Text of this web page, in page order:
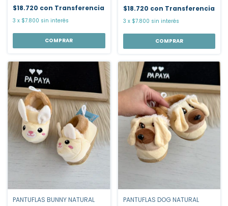
$18.720 con Transferencia
3 x $7.800 sin interés
COMPRAR
$18.720 con Transferencia
3 x $7.800 sin interés
COMPRAR
PANTUFLAS BUNNY NATURAL PANTUFLAS DOG NATURAL